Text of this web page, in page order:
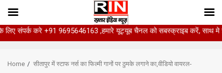
करे +91 9695646163 ,हमारे यूट्यूब चैनल को सबस्क्राइब करें, साथ मे हमारे
content
Home सीतापुर में स्टाफ नर्स का फिल्मी गानों पर ठुमके लगाने का,वीडियो वायरल-